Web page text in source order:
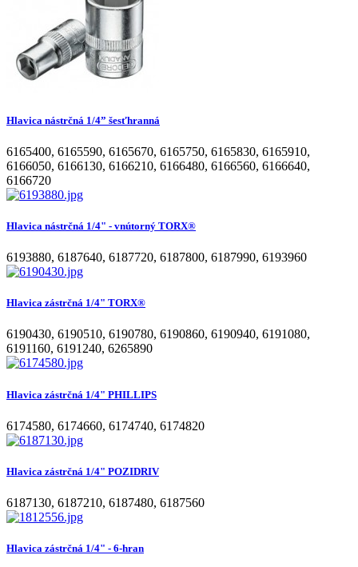
Hlavica nástrčná 1/4” šesťhranná
6165400, 6165590, 6165670, 6165750, 6165830, 6165910,
6166050, 6166130, 6166210, 6166480, 6166560, 6166640,
6166720
Hlavica nástrčná 1/4" - vnútorný TORX®
6193880, 6187640, 6187720, 6187800, 6187990, 6193960
Hlavica zástrčná 1/4" TORX®
6190430, 6190510, 6190780, 6190860, 6190940, 6191080,
6191160, 6191240, 6265890
Hlavica zástrčná 1/4" PHILLIPS
6174580, 6174660, 6174740, 6174820
Hlavica zástrčná 1/4" POZIDRIV
6187130, 6187210, 6187480, 6187560
Hlavica zástrčná 1/4" - 6-hran